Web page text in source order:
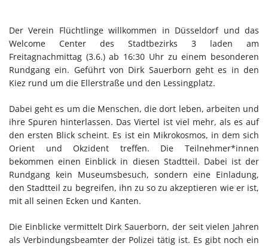
Der Verein Flüchtlinge willkommen in Düsseldorf und das
Welcome Center des Stadtbezirks 3 laden am
Freitagnachmittag (3.6.) ab 16:30 Uhr zu einem besonderen
Rundgang ein. Geführt von Dirk Sauerborn geht es in den
Kiez rund um die Ellerstraße und den Lessingplatz.
Dabei geht es um die Menschen, die dort leben, arbeiten und
ihre Spuren hinterlassen. Das Viertel ist viel mehr, als es auf
den ersten Blick scheint. Es ist ein Mikrokosmos, in dem sich
Orient und Okzident treffen. Die Teilnehmer*innen
bekommen einen Einblick in diesen Stadtteil. Dabei ist der
Rundgang kein Museumsbesuch, sondern eine Einladung,
den Stadtteil zu begreifen, ihn zu so zu akzeptieren wie er ist,
mit all seinen Ecken und Kanten.
Die Einblicke vermittelt Dirk Sauerborn, der seit vielen Jahren
als Verbindungsbeamter der Polizei tätig ist. Es gibt noch ein